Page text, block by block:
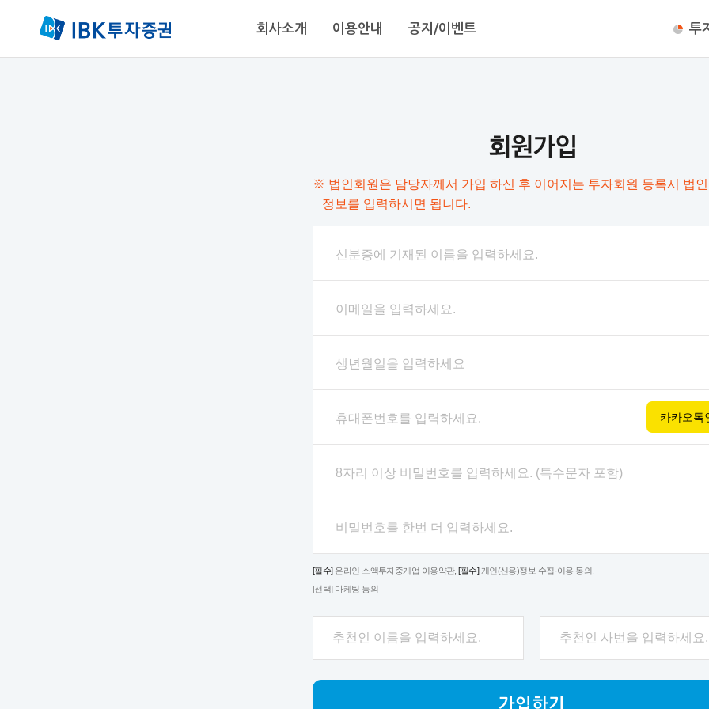
회사소개 이용안내 공지/이벤트 투
※ 법인회원은 담당자께서 가입 하신 후 이어지는 투자회원 등록시 법인
정보를 입력하시면 됩니다.
신분증에 기재된 이름을 입력하세요.
이메일을 입력하세요.
생년월일을 입력하세요
카카오톡
휴대폰번호를 입력하세요.
8자리 이상 비밀번호를 입력하세요. (특수문자 포함)
비밀번호를 한번 더 입력하세요.
[필수]온라인 소액투자중개업 이용약관,[필수]개인(신용)정보 수집·이용 동의,
[선택]마케팅 동의
추천인 이름을 입력하세요. 추천인 사번을 입력하세요.
가입하기